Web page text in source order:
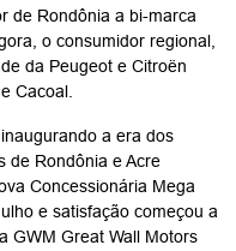
de Rondônia a bi-marca
o consumidor regional,
da Peugeot e Citroën
Cacoal.
a era dos
de Rondônia e Acre
Concessionária Mega
e satisfação começou a
GWM Great Wall Motors